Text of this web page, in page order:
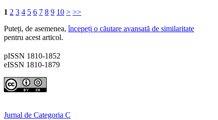
1 2 3 4 5 6 7 8 9 10 > >>
Puteți, de asemenea,începeți o căutare avansată de similaritate
pentru acest articol.
pISSN 1810-1852
eISSN 1810-1879
Jurnal de Categoria C